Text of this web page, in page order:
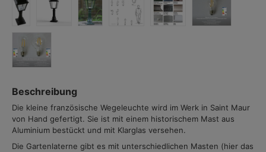
Beschreibung
Die kleine französische Wegeleuchte wird im Werk in Saint Maur
von Hand gefertigt. Sie ist mit einem historischem Mast aus
Aluminium bestückt und mit Klarglas versehen.
Die Gartenlaterne gibt es mit unterschiedlichen Masten (hier das